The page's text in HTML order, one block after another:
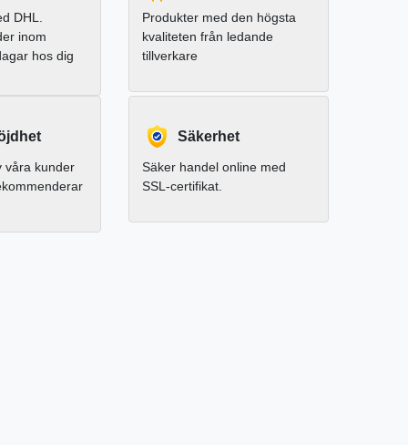
DHL.
inom
hos dig
Produkter med den högsta
kvaliteten från ledande
tillverkare
våra kunder
Säkerhet
Säker handel online med
SSL-certifikat.